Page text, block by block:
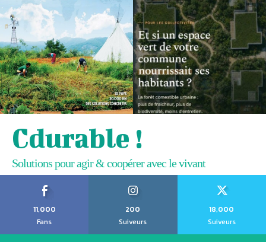
Cdurable !
Solutions pour agir & coopérer avec le vivant
11,000
Fans
200
Suiveurs
18,000
Suiveurs